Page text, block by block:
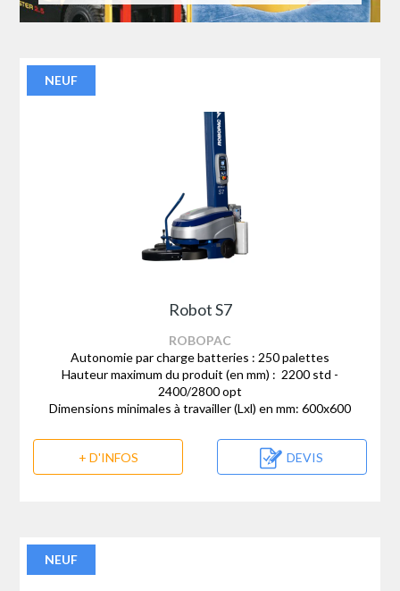
NEUF
Robot S7
ROBOPAC
Autonomie par charge batteries : 250 palettes
Hauteur maximum du produit (en mm) : 2200 std -
2400/2800 opt
Dimensions minimales à travailler (Lxl) en mm: 600x600
+ D'INFOS DEVIS
NEUF